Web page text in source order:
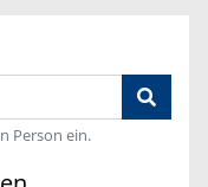
Person ein.